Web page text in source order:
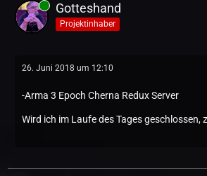
Gotteshand
Projektinhaber
26. Juni 2018 um 12:10
-Arma 3 Epoch Cherna Redux Server
Wird ich im Laufe des Tages geschlossen,